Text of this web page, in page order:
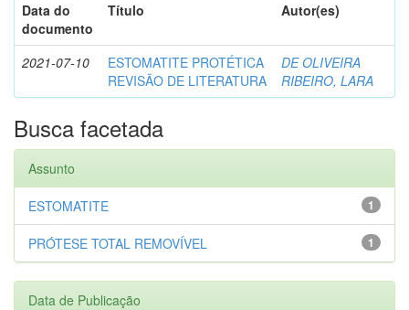
Data do
documento
Título Autor(es)
2021-07-10
ESTOMATITE PROTÉTICA
REVISÃO DE LITERATURA
DE OLIVEIRA
RIBEIRO, LARA
Busca facetada
Assunto
1
ESTOMATITE
1
PRÓTESE TOTAL REMOVÍVEL
Data de Publicação